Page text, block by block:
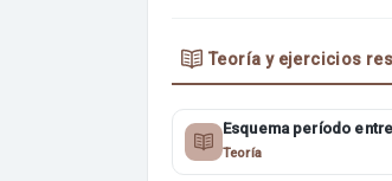
Teoría y ejercicios
Esquema período
Teoría